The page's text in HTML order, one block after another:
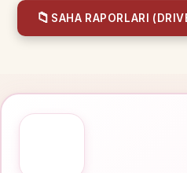
📁 SAHA RAPORLARI